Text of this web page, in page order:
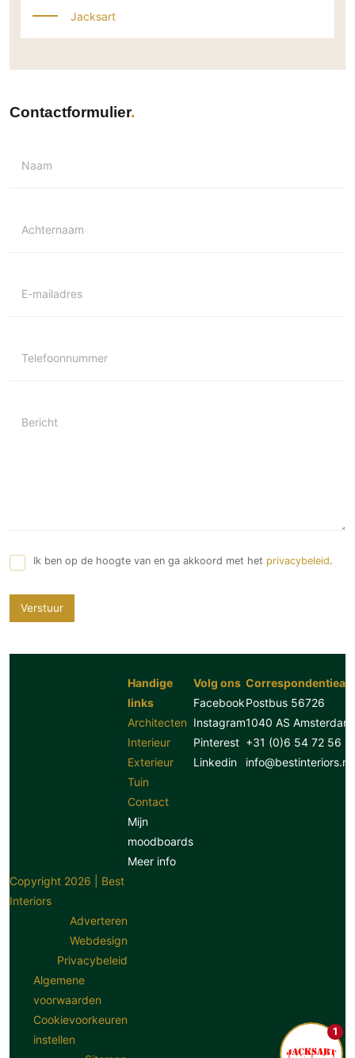
Jacksart
Contactformulier
Naam
Achternaam
E-mailadres
Telefoonnummer
Bericht
Ik ben op de hoogte van en ga akkoord met het privacybeleid.
Verstuur
1
Handige
links
Architecten
Interieur
Exterieur
Tuin
Contact
Mijn
moodboards
Meer info
Volg ons
Facebook
Instagram
Pinterest
Linkedin
Postbus 56726
1040 AS Amsterdam
+31 (0)6 54 72 56
info@bestinteriors.nl
Copyright 2026 | Best
Interiors
Adverteren
Webdesign
Privacybeleid
Algemene
voorwaarden
Cookievoorkeuren
instellen